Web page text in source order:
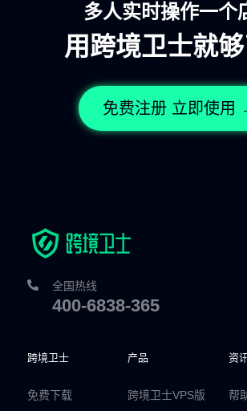
多人实时操作一个
用跨境卫士就够
免费注册 立即使用
全国热线
400-6838-365
跨境卫士
免费下载
产品
跨境卫士VPS版
资
帮